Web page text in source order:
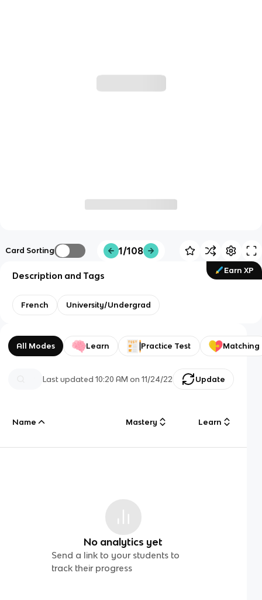
Card Sorting 1/108
Earn XP
Description and Tags
French University/Undergrad
All Modes Learn Practice Test Matching
Last updated10:20 AM on 11/24/22 Update
Name Mastery Learn
No analytics yet
Send a link to your students to
track their progress